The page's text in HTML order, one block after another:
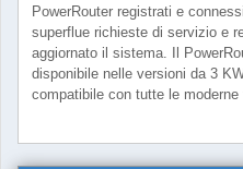
PowerRouter registrati e
superflue richieste di servizio e
aggiornato il sistema. Il
disponibile nelle versioni da 3
compatibile con tutte le